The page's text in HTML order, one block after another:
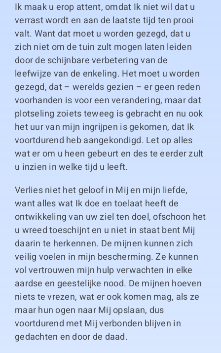
Ik maak u erop attent, omdat Ik niet wil dat u
verrast wordt en aan de laatste tijd ten prooi
valt. Want dat moet u worden gezegd, dat u
zich niet om de tuin zult mogen laten leiden
door de schijnbare verbetering van de
leefwijze van de enkeling. Het moet u worden
gezegd, dat – werelds gezien – er geen reden
voorhanden is voor een verandering, maar dat
plotseling zoiets teweeg is gebracht en nu ook
het uur van mijn ingrijpen is gekomen, dat Ik
voortdurend heb aangekondigd. Let op alles
wat er om u heen gebeurt en des te eerder zult
u inzien in welke tijd u leeft.
Verlies niet het geloof in Mij en mijn liefde,
want alles wat Ik doe en toelaat heeft de
ontwikkeling van uw ziel ten doel, ofschoon het
u wreed toeschijnt en u niet in staat bent Mij
daarin te herkennen. De mijnen kunnen zich
veilig voelen in mijn bescherming. Ze kunnen
vol vertrouwen mijn hulp verwachten in elke
aardse en geestelijke nood. De mijnen hoeven
niets te vrezen, wat er ook komen mag, als ze
maar hun ogen naar Mij opslaan, dus
voortdurend met Mij verbonden blijven in
gedachten en door de daad.